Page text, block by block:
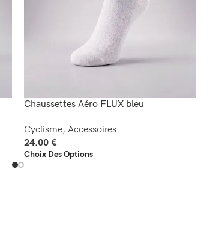
Chaussettes Aéro FLUX bleu
Cyclisme, Accessoires
24.00 €
Choix Des Options